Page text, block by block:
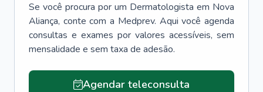
Se você procura por um Dermatologista em Nova
Aliança, conte com a Medprev. Aqui você agenda
consultas e exames por valores acessíveis, sem
mensalidade e sem taxa de adesão.
Agendar teleconsulta